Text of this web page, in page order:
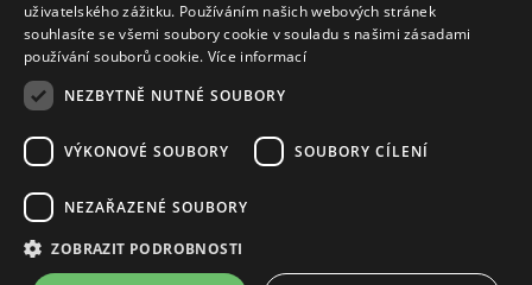
Podporují nás
uživatelského zážitku. Používáním našich webových stránek
souhlasíte se všemi soubory cookie v souladu s našimi zásadami
používání souborů cookie. Více informací
NEZBYTNĚ NUTNÉ SOUBORY
VÝKONOVÉ SOUBORY SOUBORY CÍLENÍ
NEZAŘAZENÉ SOUBORY
ZOBRAZIT PODROBNOSTI